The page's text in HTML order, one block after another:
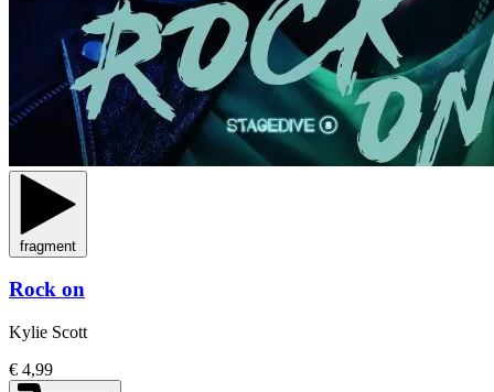
fragment
Rock on
Kylie Scott
€ 4,99